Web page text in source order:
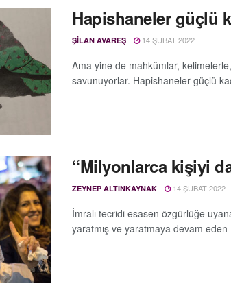
Hapishaneler güçlü
ŞILAN AVAREŞ 14 ŞUBAT 2022
Ama yine de mahkûmlar,
savunuyorlar. Hapishaneler güçlü
“Milyonlarca kişiyi
ZEYNEP ALTINKAYNAK 14 ŞUBAT 2022
İmralı tecridi esasen özgürlüğe
yaratmış ve yaratmaya devam eden